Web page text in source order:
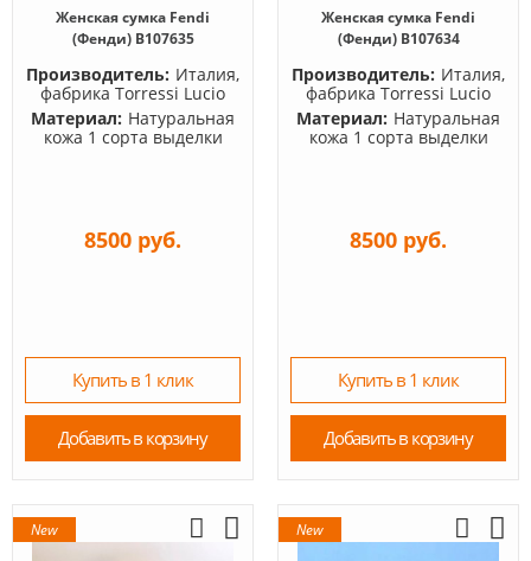
Женская сумка Fendi
(Фенди) B107635
Производитель: Италия,
фабрика Torressi Lucio
Материал: Натуральная
кожа 1 сорта выделки
8500 руб.
Купить в 1 клик
Добавить в корзину
Женская сумка Fendi
(Фенди) B107634
Производитель: Италия,
фабрика Torressi Lucio
Материал: Натуральная
кожа 1 сорта выделки
8500 руб.
Купить в 1 клик
Добавить в корзину
New New